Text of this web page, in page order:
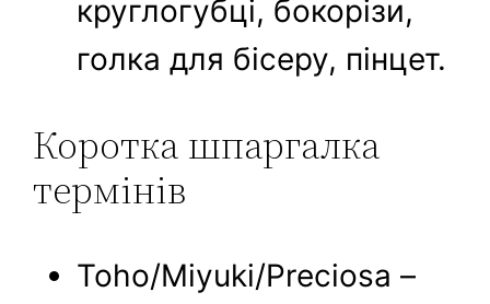
круглогубці, бокорізи,
голка для бісеру, пінцет.
Коротка шпаргалка
термінів
Toho/Miyuki/Preciosa –